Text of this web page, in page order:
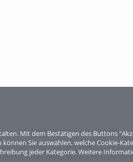
Mit dem Bestätigen des Buttons
Sie auswählen, welche Cookie-
jeder Kategorie. Weitere